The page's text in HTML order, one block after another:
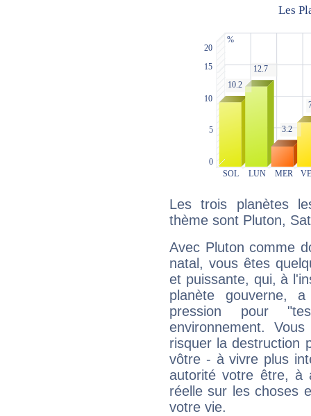
Les trois planètes
thème sont Pluton,
Avec Pluton comme
natal, vous êtes
et puissante, qui, à
planète gouverne,
pression pour
environnement.
risquer la destruction
vôtre - à vivre plus
autorité votre être, à
réelle sur les choses
votre vie.